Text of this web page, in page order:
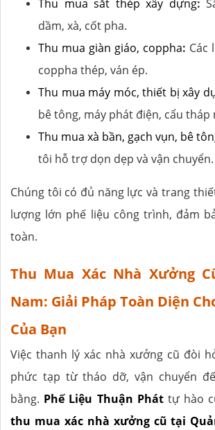
Thu mua sắt thép xây dựng:
dầm, xà, cốt pha.
Thu mua giàn giáo, coppha: Các
coppha thép, ván ép.
Thu mua máy móc, thiết bị xây
bê tông, máy phát điện, cẩu tháp
Thu mua xà bần, gạch vụn, bê
tôi hỗ trợ dọn dẹp và vận chuyển.
Chúng tôi có đủ năng lực và trang
lượng lớn phế liệu công trình, đảm
toàn.
Thu Mua Xác Nhà Xưởng
Nam: Giải Pháp Toàn Diện
Của Bạn
Việc thanh lý xác nhà xưởng cũ đòi
phức tạp từ tháo dỡ, vận chuyển
bằng. Phế Liệu Thuận Pháttự hào
thu mua xác nhà xưởng cũ tại